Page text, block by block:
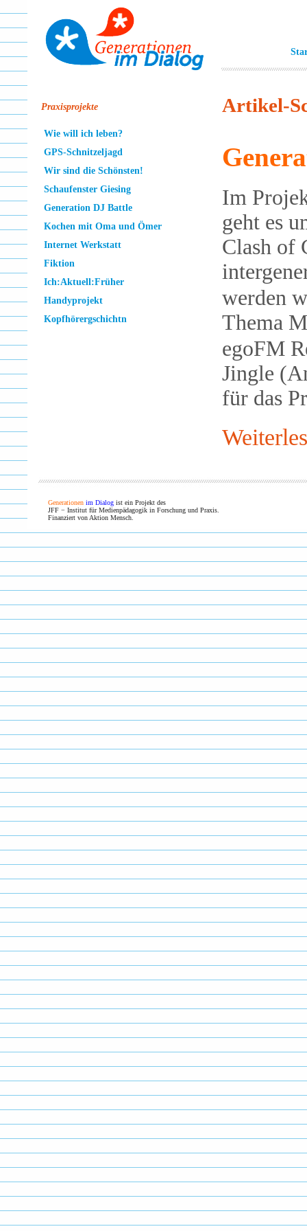
Praxisprojekte
Wie will ich leben?
GPS-Schnitzeljagd
Wir sind die Schönsten!
Schaufenster Giesing
Generation DJ Battle
Kochen mit Oma und Ömer
Internet Werkstatt
Fiktion
Ich:Aktuell:Früher
Handyprojekt
Kopfhörergschichtn
Artikel-
Im
geht es
Clash of
werden
Thema
egoFM
Jingle
für das
Generationen im Dialog ist ein Projekt des
JFF − Institut für Medienpädagogik in Forschung und Praxis.
Finanziert von Aktion Mensch.